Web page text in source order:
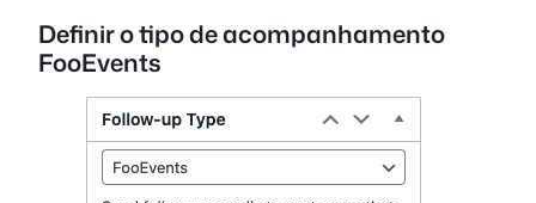
Definir o tipo de acompanhamento
FooEvents